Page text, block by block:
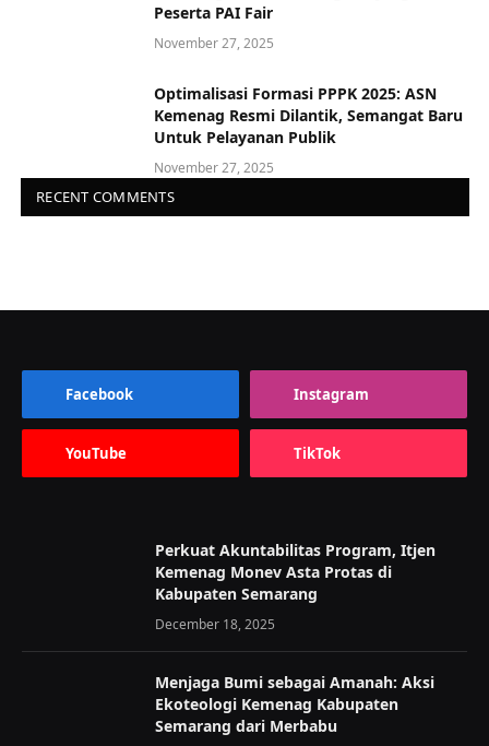
Peserta PAI Fair
November 27, 2025
Optimalisasi Formasi PPPK 2025: ASN
Kemenag Resmi Dilantik, Semangat Baru
Untuk Pelayanan Publik
November 27, 2025
RECENT COMMENTS
Facebook Instagram
YouTube TikTok
Perkuat Akuntabilitas Program, Itjen
Kemenag Monev Asta Protas di
Kabupaten Semarang
December 18, 2025
Menjaga Bumi sebagai Amanah: Aksi
Ekoteologi Kemenag Kabupaten
Semarang dari Merbabu